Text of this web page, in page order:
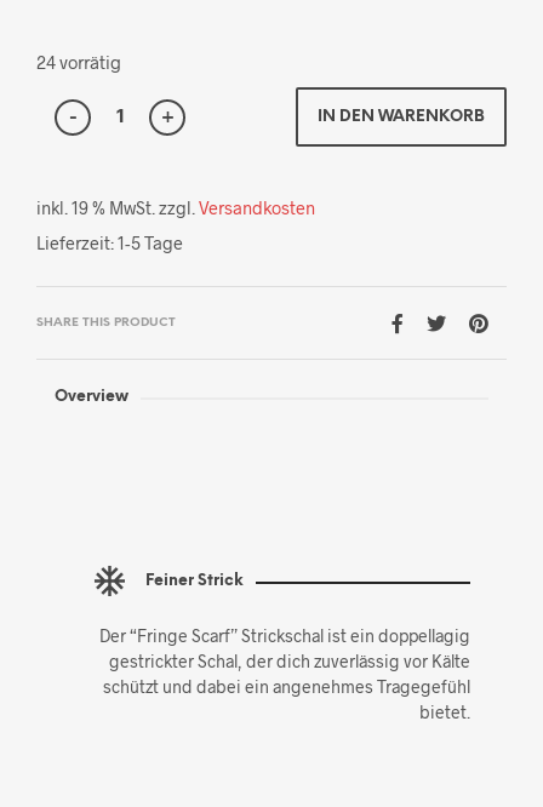
24 vorrätig
IN DEN WARENKORB
inkl. 19 % MwSt.zzgl.Versandkosten
Lieferzeit:1-5 Tage
SHARE THIS PRODUCT
Overview
Feiner Strick
Der “Fringe Scarf” Strickschal ist ein doppellagig
gestrickter Schal, der dich zuverlässig vor Kälte
schützt und dabei ein angenehmes Tragegefühl
bietet.